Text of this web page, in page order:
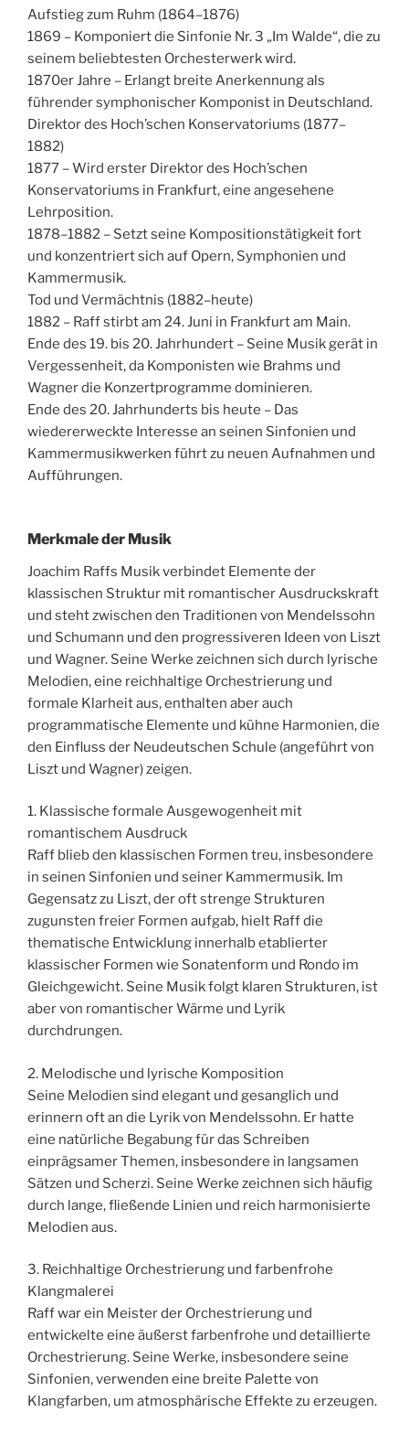
Aufstieg zum Ruhm (1864–1876)
1869 – Komponiert die Sinfonie Nr. 3 „Im Walde“, die zu
seinem beliebtesten Orchesterwerk wird.
1870er Jahre – Erlangt breite Anerkennung als
führender symphonischer Komponist in Deutschland.
Direktor des Hoch’schen Konservatoriums (1877–
1882)
1877 – Wird erster Direktor des Hoch’schen
Konservatoriums in Frankfurt, eine angesehene
Lehrposition.
1878–1882 – Setzt seine Kompositionstätigkeit fort
und konzentriert sich auf Opern, Symphonien und
Kammermusik.
Tod und Vermächtnis (1882–heute)
1882 – Raff stirbt am 24. Juni in Frankfurt am Main.
Ende des 19. bis 20. Jahrhundert – Seine Musik gerät in
Vergessenheit, da Komponisten wie Brahms und
Wagner die Konzertprogramme dominieren.
Ende des 20. Jahrhunderts bis heute – Das
wiedererweckte Interesse an seinen Sinfonien und
Kammermusikwerken führt zu neuen Aufnahmen und
Aufführungen.
Merkmale der Musik
Joachim Raffs Musik verbindet Elemente der
klassischen Struktur mit romantischer Ausdruckskraft
und steht zwischen den Traditionen von Mendelssohn
und Schumann und den progressiveren Ideen von Liszt
und Wagner. Seine Werke zeichnen sich durch lyrische
Melodien, eine reichhaltige Orchestrierung und
formale Klarheit aus, enthalten aber auch
programmatische Elemente und kühne Harmonien, die
den Einfluss der Neudeutschen Schule (angeführt von
Liszt und Wagner) zeigen.
1. Klassische formale Ausgewogenheit mit
romantischem Ausdruck
Raff blieb den klassischen Formen treu, insbesondere
in seinen Sinfonien und seiner Kammermusik. Im
Gegensatz zu Liszt, der oft strenge Strukturen
zugunsten freier Formen aufgab, hielt Raff die
thematische Entwicklung innerhalb etablierter
klassischer Formen wie Sonatenform und Rondo im
Gleichgewicht. Seine Musik folgt klaren Strukturen, ist
aber von romantischer Wärme und Lyrik
durchdrungen.
2. Melodische und lyrische Komposition
Seine Melodien sind elegant und gesanglich und
erinnern oft an die Lyrik von Mendelssohn. Er hatte
eine natürliche Begabung für das Schreiben
einprägsamer Themen, insbesondere in langsamen
Sätzen und Scherzi. Seine Werke zeichnen sich häufig
durch lange, fließende Linien und reich harmonisierte
Melodien aus.
3. Reichhaltige Orchestrierung und farbenfrohe
Klangmalerei
Raff war ein Meister der Orchestrierung und
entwickelte eine äußerst farbenfrohe und detaillierte
Orchestrierung. Seine Werke, insbesondere seine
Sinfonien, verwenden eine breite Palette von
Klangfarben, um atmosphärische Effekte zu erzeugen.